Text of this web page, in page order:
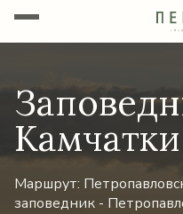
Камчатки
Маршрут:
заповедник -